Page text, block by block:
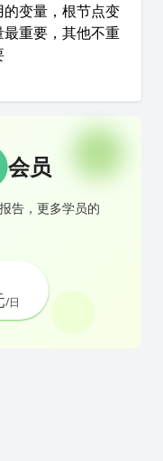
的变量，根节点变
最重要，其他不重
会员
告，更多学员的
/日